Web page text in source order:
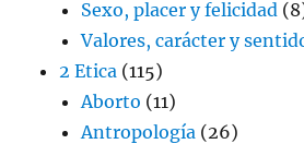
Sexo, placer y felicidad
Valores, carácter y
2 Etica (115)
Aborto (11)
Antropología (26)